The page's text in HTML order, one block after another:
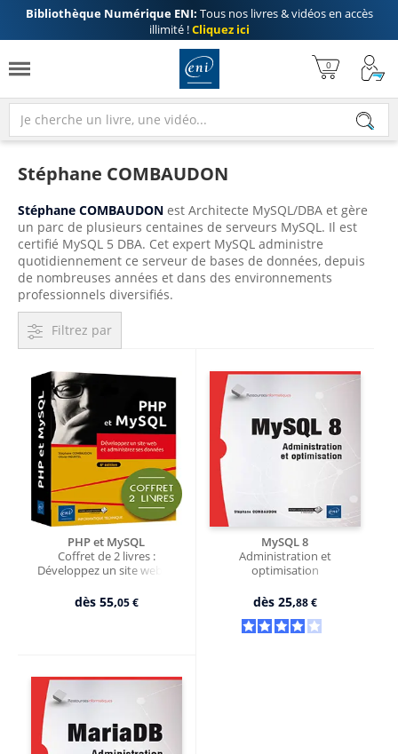
Bibliothèque Numérique ENI: Tous nos livres & vidéos en accès
illimité !Cliquez ici
Stéphane COMBAUDON
Stéphane COMBAUDON est Architecte MySQL/DBA et gère
un parc de plusieurs centaines de serveurs MySQL. Il est
certifié MySQL 5 DBA. Cet expert MySQL administre
quotidiennement ce serveur de bases de données, depuis
de nombreuses années et dans des environnements
professionnels diversifiés.
Filtrez par
PHP et MySQL
Coffret de 2 livres :
Développez un site web et
édition)
dès 55,05 €
MySQL 8
Administration et
optimisation
dès 25,88 €